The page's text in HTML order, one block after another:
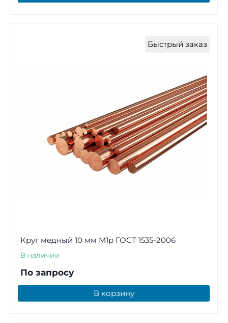
Быстрый заказ
Круг медный 10 мм М1р ГОСТ 1535-2006
В наличии
По запросу
В корзину